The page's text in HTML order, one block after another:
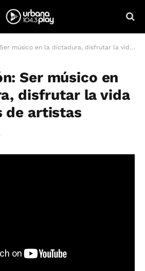
en la dictadura, disfrutar la vida y mensajes de artistas
Ser músico en
disfrutar la vida
de artistas